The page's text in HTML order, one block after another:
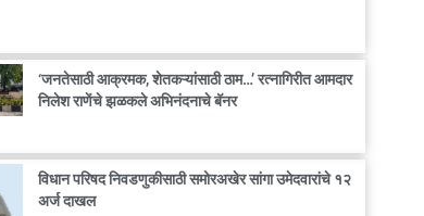
‘जनतेसाठी आक्रमक, शेतकऱ्यांसाठी ठाम…’ रत्नागिरीत आमदार
निलेश राणेंचे झळकले अभिनंदनाचे बॅनर
विधान परिषद निवडणुकीसाठी समोरअखेर सांगा उमेदवारांचे १२
अर्ज दाखल